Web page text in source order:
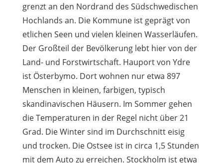
grenzt an den Nordrand des Südschwedischen
Hochlands an. Die Kommune ist geprägt von
etlichen Seen und vielen kleinen Wasserläufen.
Der Großteil der Bevölkerung lebt hier von der
Land- und Forstwirtschaft. Hauport von Ydre
ist Österbymo. Dort wohnen nur etwa 897
Menschen in kleinen, farbigen, typisch
skandinavischen Häusern. Im Sommer gehen
die Temperaturen in der Regel nicht über 21
Grad. Die Winter sind im Durchschnitt eisig
und trocken. Die Ostsee ist in circa 1,5 Stunden
mit dem Auto zu erreichen. Stockholm ist etwa